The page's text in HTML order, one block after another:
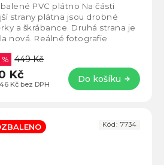
Kč bez DPH
% 449 Kč
Kč Do košíku
PVC plátno Na části
strany plátna jsou drobné
a škrábance. Druhá strana je
nová. Reálné fotografie
PVC...
Kód: 7734